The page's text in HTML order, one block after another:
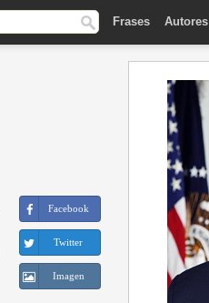
Frases Autores
Facebook
Twitter
Imagen